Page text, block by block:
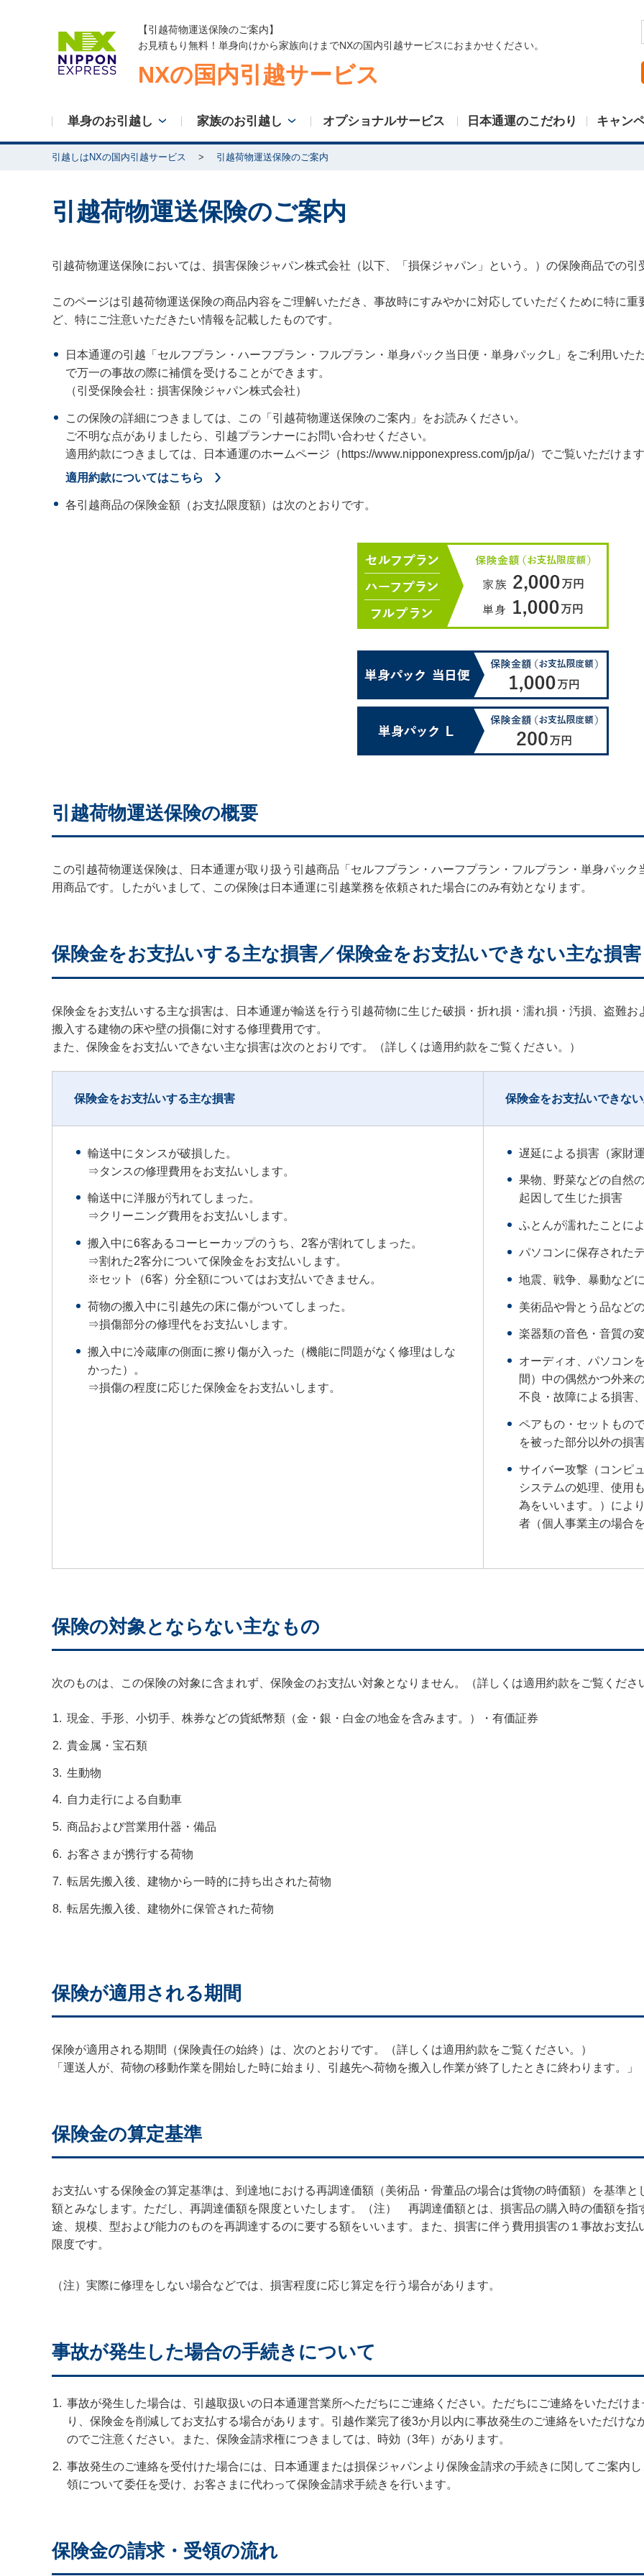
【引越荷物運送保険のご案内】
お見積もり無料！単身向けから家族向けまでNXの国内引越サービスにおまかせください。
NXの国内引越サービス
単身のお引越し 家族のお引越し オプショナルサービス 日本通運のこだわり キャン
引越しはNXの国内引越サービス 引越荷物運送保険のご案内
引越荷物運送保険のご案内
引越荷物運送保険においては、損害保険ジャパン株式会社（以下、「損保ジャパン」という。）の保険商品での引
このページは引越荷物運送保険の商品内容をご理解いただき、事故時にすみやかに対応していただくために特に
ど、特にご注意いただきたい情報を記載したものです。
日本通運の引越「セルフプラン・ハーフプラン・フルプラン・単身パック当日便・単身パックL」をご利用い
で万一の事故の際に補償を受けることができます。
（引受保険会社：損害保険ジャパン株式会社）
この保険の詳細につきましては、この「引越荷物運送保険のご案内」をお読みください。
ご不明な点がありましたら、引越プランナーにお問い合わせください。
適用約款につきましては、日本通運のホームページ（https://www.nipponexpress.com/jp/ja/）でご覧いただけます
適用約款についてはこちら
各引越商品の保険金額（お支払限度額）は次のとおりです。
引越荷物運送保険の概要
この引越荷物運送保険は、日本通運が取り扱う引越商品「セルフプラン・ハーフプラン・フルプラン・単身パッ
用商品です。したがいまして、この保険は日本通運に引越業務を依頼された場合にのみ有効となります。
保険金をお支払いする主な損害／保険金をお支払いできない主な損害
保険金をお支払いする主な損害は、日本通運が輸送を行う引越荷物に生じた破損・折れ損・濡れ損・汚損、盗難お
搬入する建物の床や壁の損傷に対する修理費用です。
また、保険金をお支払いできない主な損害は次のとおりです。（詳しくは適用約款をご覧ください。）
保険金をお支払いする主な損害 保険金をお支払いできな
輸送中にタンスが破損した。
⇒タンスの修理費用をお支払いします。
輸送中に洋服が汚れてしまった。
⇒クリーニング費用をお支払いします。
搬入中に6客あるコーヒーカップのうち、2客が割れてしまった。
⇒割れた2客分について保険金をお支払いします。
※セット（6客）分全額についてはお支払いできません。
荷物の搬入中に引越先の床に傷がついてしまった。
⇒損傷部分の修理代をお支払いします。
搬入中に冷蔵庫の側面に擦り傷が入った（機能に問題がなく修理はしな
かった）。
⇒損傷の程度に応じた保険金をお支払いします。
遅延による損害（家財
果物、野菜などの自然
起因して生じた損害
ふとんが濡れたことに
パソコンに保存された
地震、戦争、暴動など
美術品や骨とう品など
楽器類の音色・音質の
オーディオ、パソコン
間）中の偶然かつ外来
不良・故障による損害
ペアもの・セットもの
を被った部分以外の損
サイバー攻撃（コンピ
システムの処理、使用
為をいいます。）によ
者（個人事業主の場合
保険の対象とならない主なもの
次のものは、この保険の対象に含まれず、保険金のお支払い対象となりません。（詳しくは適用約款をご覧くださ
現金、手形、小切手、株券などの貨紙幣類（金・銀・白金の地金を含みます。）・有価証券
貴金属・宝石類
生動物
自力走行による自動車
商品および営業用什器・備品
お客さまが携行する荷物
転居先搬入後、建物から一時的に持ち出された荷物
転居先搬入後、建物外に保管された荷物
保険が適用される期間
保険が適用される期間（保険責任の始終）は、次のとおりです。（詳しくは適用約款をご覧ください。）
「運送人が、荷物の移動作業を開始した時に始まり、引越先へ荷物を搬入し作業が終了したときに終わります。」
保険金の算定基準
お支払いする保険金の算定基準は、到達地における再調達価額（美術品・骨董品の場合は貨物の時価額）を基準
額とみなします。ただし、再調達価額を限度といたします。（注） 再調達価額とは、損害品の購入時の価額を指
途、規模、型および能力のものを再調達するのに要する額をいいます。また、損害に伴う費用損害の１事故お支
限度です。
（注）実際に修理をしない場合などでは、損害程度に応じ算定を行う場合があります。
事故が発生した場合の手続きについて
事故が発生した場合は、引越取扱いの日本通運営業所へただちにご連絡ください。ただちにご連絡をいただけ
り、保険金を削減してお支払する場合があります。引越作業完了後3か月以内に事故発生のご連絡をいただけ
のでご注意ください。また、保険金請求権につきましては、時効（3年）があります。
事故発生のご連絡を受付けた場合には、日本通運または損保ジャパンより保険金請求の手続きに関してご案内
領について委任を受け、お客さまに代わって保険金請求手続きを行います。
保険金の請求・受領の流れ